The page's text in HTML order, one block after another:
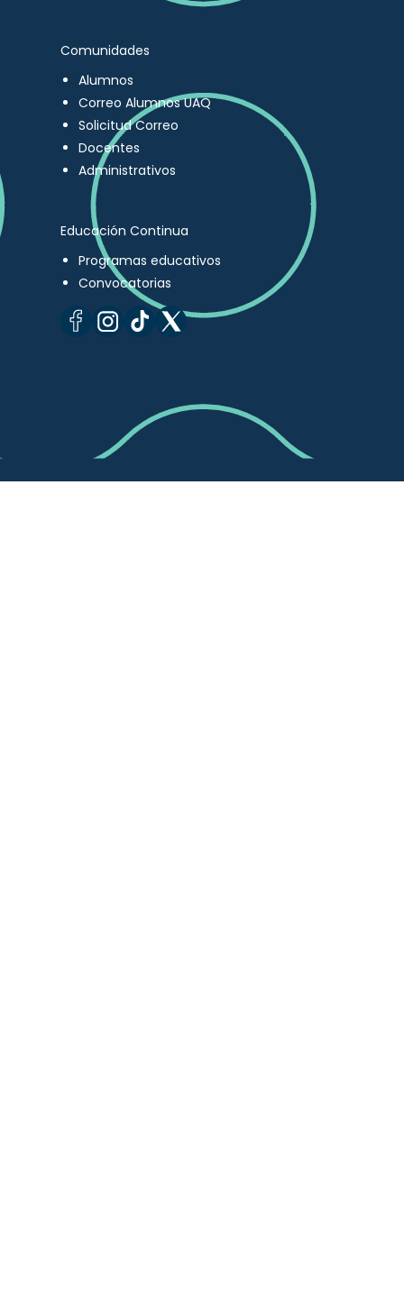
Comunidades
Alumnos
Correo Alumnos UAQ
Solicitud Correo
Docentes
Administrativos
Educación Continua
Programas educativos
Convocatorias